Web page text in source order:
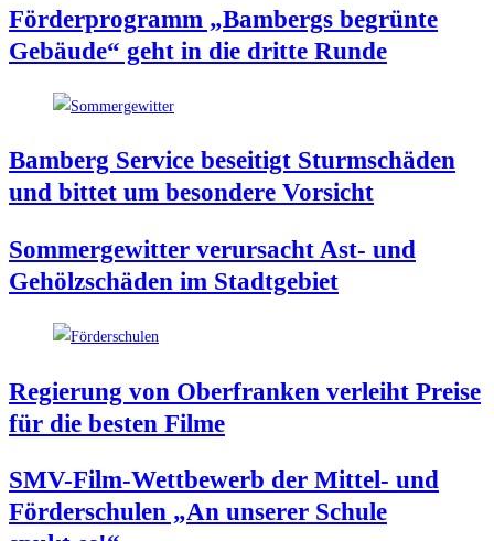
För­der­pro­gramm „Bam­bergs begrün­te
Gebäu­de“ geht in die drit­te Runde
Bam­berg Ser­vice besei­tigt Sturm­schä­den
und bit­tet um beson­de­re Vorsicht
Som­mer­ge­wit­ter ver­ur­sacht Ast- und
Gehölz­schä­den im Stadtgebiet
Regie­rung von Ober­fran­ken ver­leiht Prei­se
für die bes­ten Filme
SMV-Film-Wett­be­werb der Mit­tel- und
För­der­schu­len „An unse­rer Schu­le